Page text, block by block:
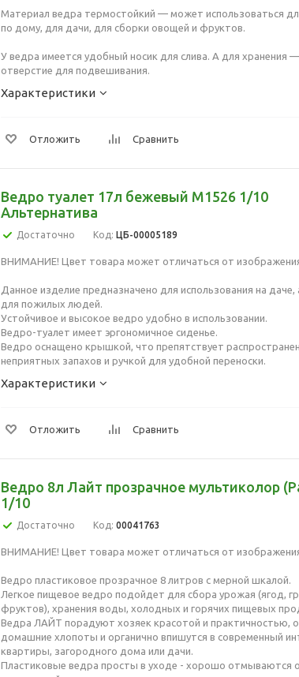
Материал ведра термостойкий — может использоваться
по дому, для дачи, для сборки овощей и фруктов.
У ведра имеется удобный носик для слива. А для хранения —
отверстие для подвешивания.
Характеристики
Отложить Сравнить
Ведро туалет 17л бежевый М1526 1/10
Альтернатива
Достаточно Код: ЦБ-00005189
ВНИМАНИЕ! Цвет товара может отличаться от
Данное изделие предназначено для использования на даче,
для пожилых людей.
Устойчивое и высокое ведро удобно в использовании.
Ведро-туалет имеет эргономичное сиденье.
Ведро оснащено крышкой, что препятствует
неприятных запахов и ручкой для удобной переноски.
Характеристики
Отложить Сравнить
Ведро 8л Лайт прозрачное мультиколор
1/10
Достаточно Код: 00041763
ВНИМАНИЕ! Цвет товара может отличаться от
Ведро пластиковое прозрачное 8 литров с мерной шкалой.
Легкое пищевое ведро подойдет для сбора урожая (ягод,
фруктов), хранения воды, холодных и горячих пищевых
Ведра ЛАЙТ порадуют хозяек красотой и практичностью,
домашние хлопоты и органично впишутся в современный
квартиры, загородного дома или дачи.
Пластиковые ведра просты в уходе - хорошо отмываются